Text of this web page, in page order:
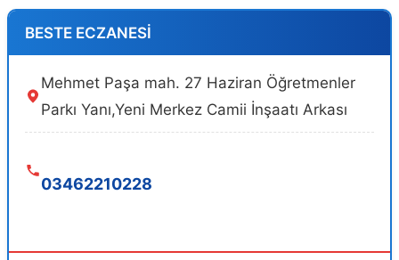
BESTE ECZANESİ
Mehmet Paşa mah. 27 Haziran Öğretmenler
Parkı Yanı,Yeni Merkez Camii İnşaatı Arkası
03462210228